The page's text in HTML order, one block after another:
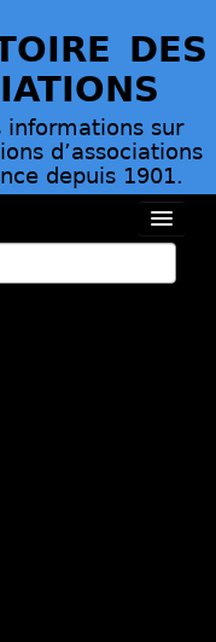
des
informations sur
d’associations
depuis 1901.